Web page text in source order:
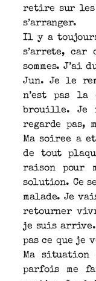
retire sur les
s’arranger.
Il y a
s’arrete, car
sommes. J’ai
Jun. Je le
n’est pas la
brouille. Je
regarde pas,
Ma soiree a
de tout
raison pour
solution. Ce
malade. Je
retourner
je suis arrive.
pas ce que je
Ma situation
parfois me